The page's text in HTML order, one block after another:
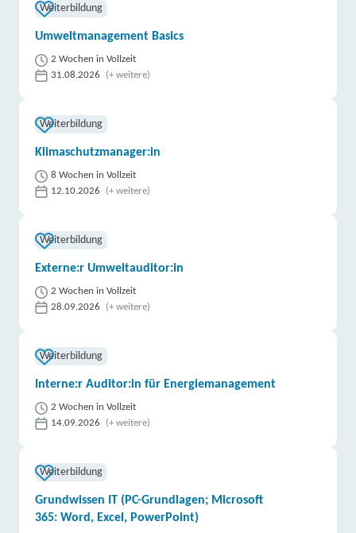
Weiterbildung
Umweltmanagement Basics
2 Wochen in Vollzeit
31.08.2026
(+ weitere)
Weiterbildung
Klimaschutzmanager:in
8 Wochen in Vollzeit
12.10.2026
(+ weitere)
Weiterbildung
Externe:r Umweltauditor:in
2 Wochen in Vollzeit
28.09.2026
(+ weitere)
Weiterbildung
Interne:r Auditor:in für Energiemanagement
2 Wochen in Vollzeit
14.09.2026
(+ weitere)
Weiterbildung
Grundwissen IT (PC-Grundlagen; Microsoft
365: Word, Excel, PowerPoint)